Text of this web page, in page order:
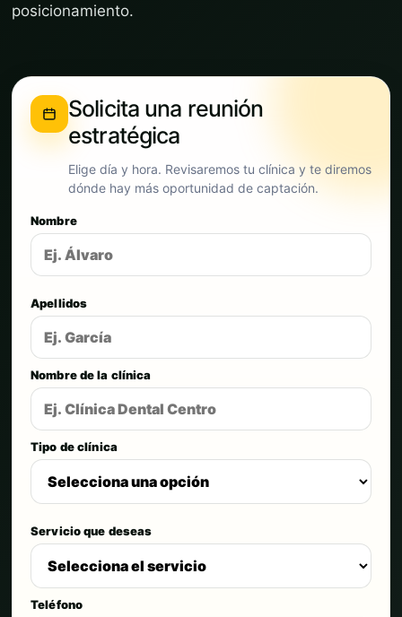
posicionamiento.
Solicita una reunión
estratégica
Elige día y hora. Revisaremos tu clínica y te diremos
dónde hay más oportunidad de captación.
Nombre
Apellidos
Nombre de la clínica
Tipo de clínica
Servicio que deseas
Teléfono